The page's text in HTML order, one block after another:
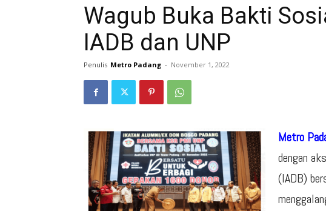
Wagub Buka Bakti
IADB dan UNP
Penulis Metro Padang - November 1, 2022
Metro
dengan
(IADB)